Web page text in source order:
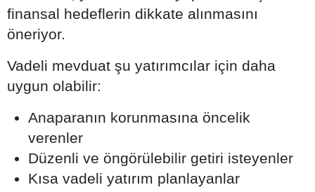
finansal hedeflerin dikkate alınmasını
öneriyor.
Vadeli mevduat şu yatırımcılar için daha
uygun olabilir:
Anaparanın korunmasına öncelik
verenler
Düzenli ve öngörülebilir getiri isteyenler
Kısa vadeli yatırım planlayanlar